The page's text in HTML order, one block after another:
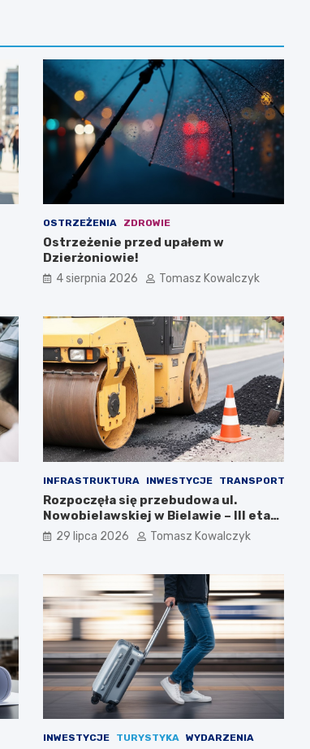
OSTRZEŻENIA ZDROWIE
Ostrzeżenie przed upałem w
Dzierżoniowie!
4 sierpnia 2026 Tomasz Kowalczyk
INFRASTRUKTURA INWESTYCJE TRANSPORT
Rozpoczęła się przebudowa ul.
Nowobielawskiej w Bielawie – III etap
inwestycji
29 lipca 2026 Tomasz Kowalczyk
INWESTYCJE TURYSTYKA WYDARZENIA